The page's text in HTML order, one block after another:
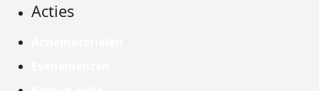
Acties